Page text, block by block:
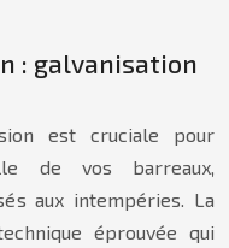
: galvanisation
est cruciale pour
de vos barreaux,
aux intempéries. La
éprouvée qui